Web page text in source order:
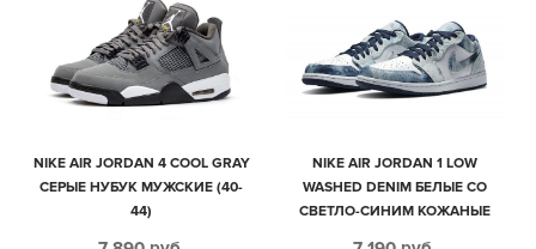
NIKE AIR JORDAN 4 COOL GRAY
СЕРЫЕ НУБУК МУЖСКИЕ (40-
44)
NIKE AIR JORDAN 1 LOW
WASHED DENIM БЕЛЫЕ СО
СВЕТЛО-СИНИМ КОЖАНЫЕ